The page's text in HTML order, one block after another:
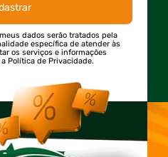
dados serão tratados pela
específica de atender às
os serviços e informações
Política de Privacidade.